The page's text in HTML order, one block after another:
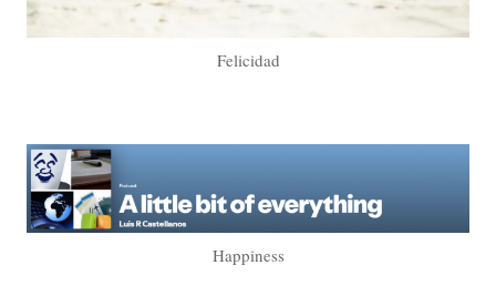
Felicidad
Happiness